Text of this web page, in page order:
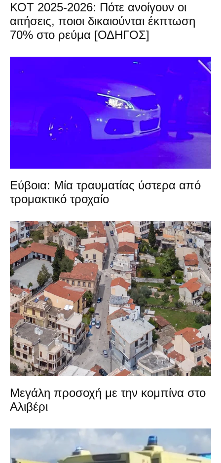
ΚΟΤ 2025-2026: Πότε ανοίγουν οι
αιτήσεις, ποιοι δικαιούνται έκπτωση
70% στο ρεύμα [ΟΔΗΓΟΣ]
Εύβοια: Μία τραυματίας ύστερα από
τρομακτικό τροχαίο
Μεγάλη προσοχή με την κομπίνα στο
Αλιβέρι